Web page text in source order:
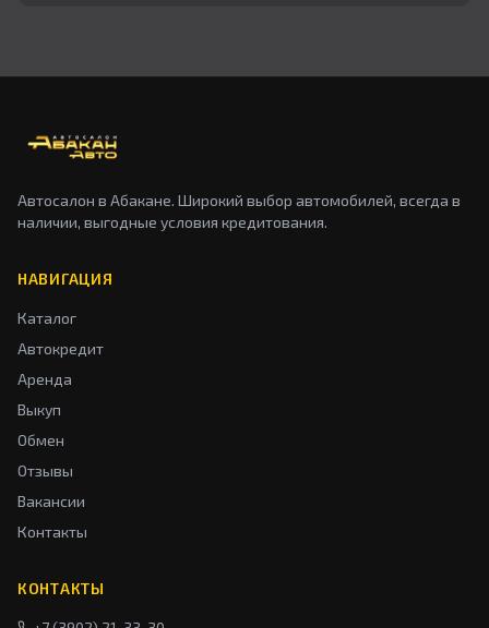
Автосалон в Абакане. Широкий выбор автомобилей, всегда в
наличии, выгодные условия кредитования.
НАВИГАЦИЯ
Каталог
Автокредит
Аренда
Выкуп
Обмен
Отзывы
Вакансии
Контакты
КОНТАКТЫ